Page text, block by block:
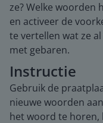
ze? Welke woorden
en activeer de
te vertellen wat ze
met gebaren.
Instructie
Gebruik de
nieuwe woorden
het woord te